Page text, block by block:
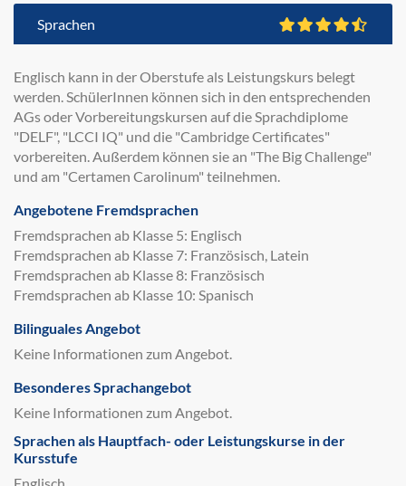
Sprachen
Englisch kann in der Oberstufe als Leistungskurs belegt
werden. SchülerInnen können sich in den entsprechenden
AGs oder Vorbereitungskursen auf die Sprachdiplome
"DELF", "LCCI IQ" und die "Cambridge Certificates"
vorbereiten. Außerdem können sie an "The Big Challenge"
und am "Certamen Carolinum" teilnehmen.
Angebotene Fremdsprachen
Fremdsprachen ab Klasse 5: Englisch
Fremdsprachen ab Klasse 7: Französisch, Latein
Fremdsprachen ab Klasse 8: Französisch
Fremdsprachen ab Klasse 10: Spanisch
Bilinguales Angebot
Keine Informationen zum Angebot.
Besonderes Sprachangebot
Keine Informationen zum Angebot.
Sprachen als Hauptfach- oder Leistungskurse in der
Kursstufe